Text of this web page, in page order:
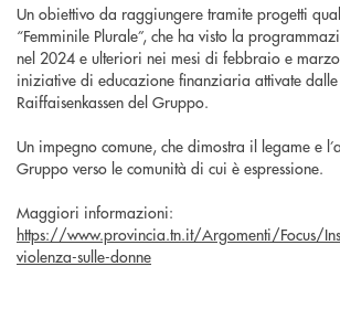
Un obiettivo da raggiungere tramite progetti
“Femminile Plurale”, che ha visto la
nel 2024 e ulteriori nei mesi di febbraio e
iniziative di educazione finanziaria attivate dalle
Raiffaisenkassen del Gruppo.
Un impegno comune, che dimostra il legame e
Gruppo verso le comunità di cui è espressione.
Maggiori informazioni:
https://www.provincia.tn.it/Argomenti/Focus/
violenza-sulle-donne